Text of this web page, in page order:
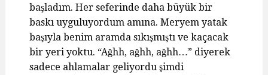
başladım. Her seferinde daha büyük bir
baskı uyguluyordum amına. Meryem yatak
başıyla benim aramda sıkışmıştı ve kaçacak
bir yeri yoktu. “Ağhh, ağhh, ağhh…” diyerek
sadece ahlamalar geliyordu şimdi